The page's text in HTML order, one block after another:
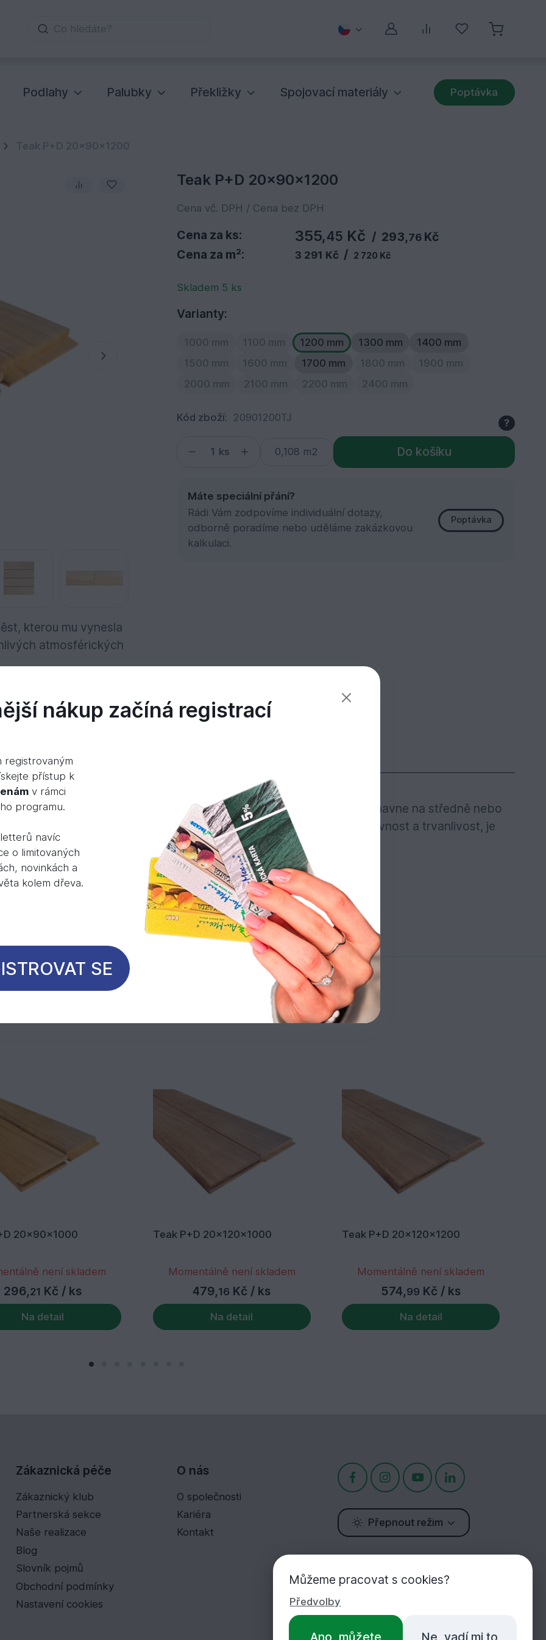
Co hledáte? Můj účetPorovnávání
Oblíbené
Podlahy Palubky Překližky Spojovací materiály Poptávka
Teak P+D 20x90x1200
kterou mu vynesla
atmosférických
Teak P+D 20x90x1200
Cena vč. DPH / Cena bez DPH
Cena za ks: 355,45 Kč / 293,76Kč
Cena za m²:
3 291 Kč / 2 720 Kč
Skladem 5 ks
Varianty:
1000 mm 1100 mm 1200 mm 1300 mm
1400 mm
1500 mm
1600 mm 1700 mm 1800 mm
1900 mm
2000 mm
2100 mm 2200 mm 2400 mm
Kód zboží: 20901200TJ ?
ks Do košíku
Máte speciální přání?
Rádi Vám zodpovíme individuální dotazy,
odborně poradíme nebo uděláme zakázkovou
kalkulaci.
Poptávka
a tmavé zlatohnědé jádrové dřevo, které na vzduchu na povrchu tmavne na středně nebo
škálou barevnosti a různorodější strukturou. Má také vysokou pevnost a trvanlivost, je
a má pěkný barvami hrající dekorativní vzhled.
– 7 mm
20x90x1000
není skladem
296,21 Kč / ks
Na detail
Teak P+D 20x120x1000
Momentálně není skladem
479,16 Kč / ks
Na detail
Teak P+D 20x120x1200
Momentálně není skladem
574,99 Kč / ks
Na detail
Zákaznická péče
Zákaznický klub
Partnerská sekce
Naše realizace
Blog
Slovník pojmů
Obchodní podmínky
Nastavení cookies
O nás
O společnosti
Kariéra
Kontakt
Přepnout režim
Jsme tu pro Vás!
+420 283 933 452
Můžeme pracovat s cookies?
Předvolby
nákup začíná registrací
registrovaným
přístup k
v rámci
programu.
navíc
o limitovaných
novinkách a
kolem dřeva.
SE